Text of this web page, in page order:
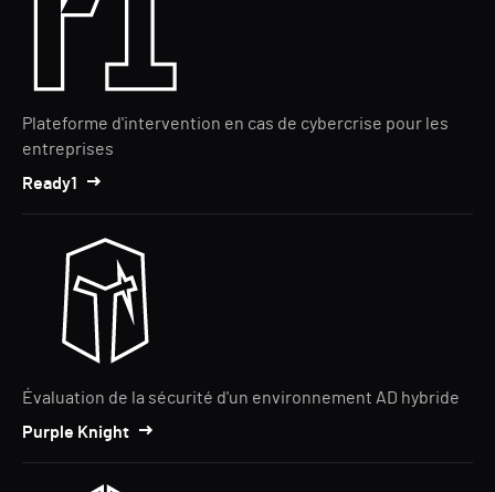
Plateforme d'intervention en cas de cybercrise pour les
entreprises
Ready1
Évaluation de la sécurité d'un environnement AD hybride
Purple Knight